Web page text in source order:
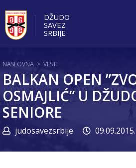
DŽUDO
SAVEZ
SRBIJE
NASLOVNA > VESTI
BALKAN OPEN
OSMAJLIĆ” U
SENIORE
judosavezsrbije 09.09.2015.